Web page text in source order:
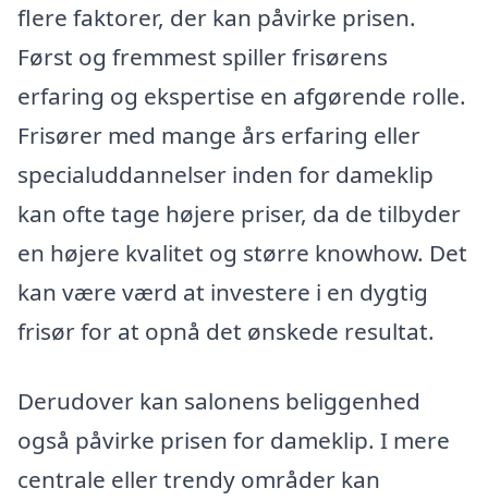
flere faktorer, der kan påvirke prisen.
Først og fremmest spiller frisørens
erfaring og ekspertise en afgørende rolle.
Frisører med mange års erfaring eller
specialuddannelser inden for dameklip
kan ofte tage højere priser, da de tilbyder
en højere kvalitet og større knowhow. Det
kan være værd at investere i en dygtig
frisør for at opnå det ønskede resultat.
Derudover kan salonens beliggenhed
også påvirke prisen for dameklip. I mere
centrale eller trendy områder kan